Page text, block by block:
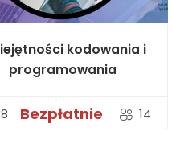
kodowania i
programowania
14
Bezpłatnie